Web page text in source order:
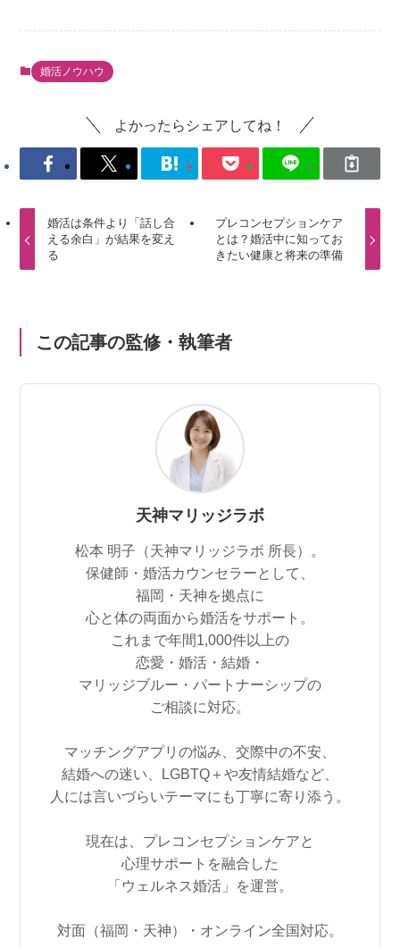
婚活ノウハウ
よかったらシェアしてね！
婚活は条件より「話し合
える余白」が結果を変え
る
プレコンセプションケア
とは？婚活中に知ってお
きたい健康と将来の準備
この記事の監修・執筆者
天神マリッジラボ
松本 明子（天神マリッジラボ 所長）。
保健師・婚活カウンセラーとして、
福岡・天神を拠点に
心と体の両面から婚活をサポート。
これまで年間1,000件以上の
恋愛・婚活・結婚・
マリッジブルー・パートナーシップの
ご相談に対応。
マッチングアプリの悩み、交際中の不安、
結婚への迷い、LGBTQ＋や友情結婚など、
人には言いづらいテーマにも丁寧に寄り添う。
現在は、プレコンセプションケアと
心理サポートを融合した
「ウェルネス婚活」を運営。
対面（福岡・天神）・オンライン全国対応。